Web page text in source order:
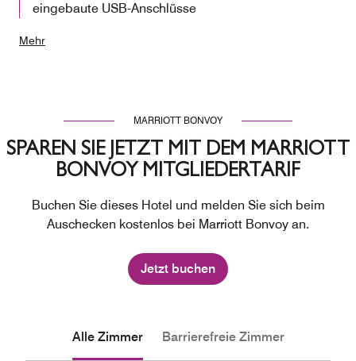
eingebaute USB-Anschlüsse
Mehr
MARRIOTT BONVOY
SPAREN SIE JETZT MIT DEM MARRIOTT
BONVOY MITGLIEDERTARIF
Buchen Sie dieses Hotel und melden Sie sich beim
Auschecken kostenlos bei Marriott Bonvoy an.
Jetzt buchen
Alle Zimmer Barrierefreie Zimmer